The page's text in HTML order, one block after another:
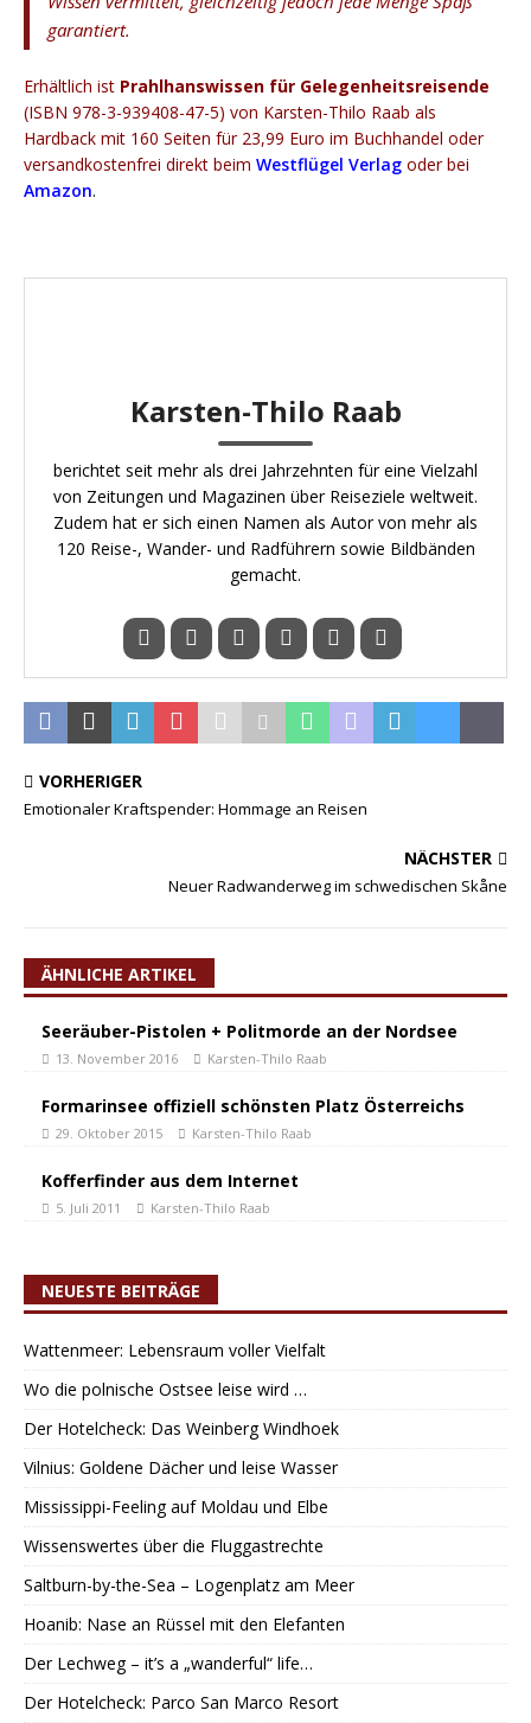
garantiert.
Erhältlich ist Prahlhanswissen für Gelegenheitsreisende
(ISBN 978-3-939408-47-5) von Karsten-Thilo Raab als
Hardback mit 160 Seiten für 23,99 Euro im Buchhandel oder
versandkostenfrei direkt beim Westflügel Verlag oder bei
Amazon.
Karsten-Thilo Raab
berichtet seit mehr als drei Jahrzehnten für eine Vielzahl
von Zeitungen und Magazinen über Reiseziele weltweit.
Zudem hat er sich einen Namen als Autor von mehr als
120 Reise-, Wander- und Radführern sowie Bildbänden
gemacht.
VORHERIGER
Emotionaler Kraftspender: Hommage an Reisen
NÄCHSTER
Neuer Radwanderweg im schwedischen Skåne
ÄHNLICHE ARTIKEL
Seeräuber-Pistolen + Politmorde an der Nordsee
13. November 2016 Karsten-Thilo Raab
Formarinsee offiziell schönsten Platz Österreichs
29. Oktober 2015 Karsten-Thilo Raab
Kofferfinder aus dem Internet
5. Juli 2011 Karsten-Thilo Raab
NEUESTE BEITRÄGE
Wattenmeer: Lebensraum voller Vielfalt
Wo die polnische Ostsee leise wird …
Der Hotelcheck: Das Weinberg Windhoek
Vilnius: Goldene Dächer und leise Wasser
Mississippi-Feeling auf Moldau und Elbe
Wissenswertes über die Fluggastrechte
Saltburn-by-the-Sea – Logenplatz am Meer
Hoanib: Nase an Rüssel mit den Elefanten
Der Lechweg – it’s a „wanderful“ life…
Der Hotelcheck: Parco San Marco Resort